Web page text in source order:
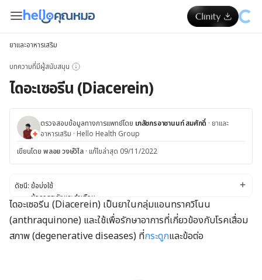
ยาและอาหารเสริม
บทความที่มีผู้สนับสนุน
ไดอะเซอรีน (Diacerein)
ตรวจสอบข้อมูลทางการแพทย์โดย เภสัชกรอาชานนท์ สมศักดิ์ · ยาและ
อาหารเสริม · Hello Health Group
เขียนโดย พลอย วงษ์วิไล · แก้ไขล่าสุด 09/11/2022
ดัชนี: ข้อบ่งใช้
ข้อควรระวังและคำเตือน
ผลข้างเคียง
ปฏิกิริยาของยา
ขนาดยา
ไดอะเซอรีน (Diacerein) เป็นยาในกลุ่มแอนทราควิโนน
(anthraquinone) และใช้เพื่อรักษาอาการที่เกี่ยวข้องกับโรคเสื่อม
สภาพ (degenerative diseases) ที่กระดูกและข้อต่อ